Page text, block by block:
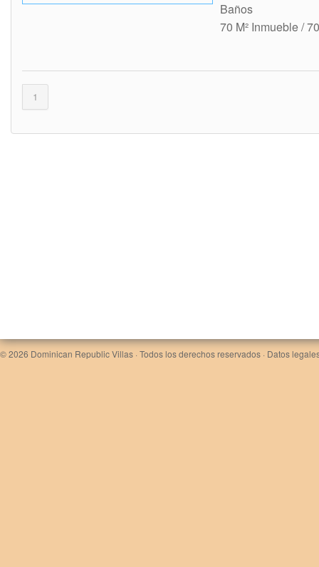
Baños
70 M² Inmueble /
1
© 2026 Dominican Republic Villas · Todos los derechos reservados · Datos